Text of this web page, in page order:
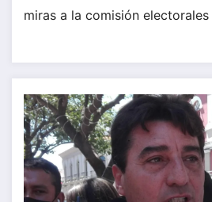
miras a la comisión